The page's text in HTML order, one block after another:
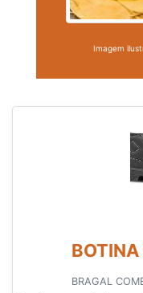
Imagem
BOTINA
BRAGAL